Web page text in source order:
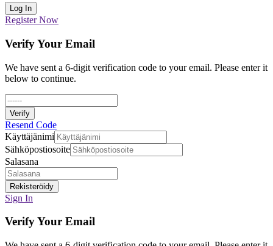
Log In
Register Now
Verify Your Email
We have sent a 6-digit verification code to your email. Please enter it
below to continue.
Verify
Resend Code
Käyttäjänimi
Sähköpostiosoite
Salasana
Rekisteröidy
Sign In
Verify Your Email